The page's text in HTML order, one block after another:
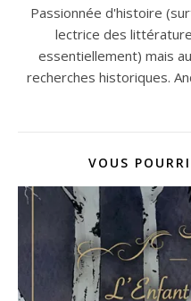
Passionnée d'histoire
lectrice des
essentiellement) mais
recherches historiques.
VOUS